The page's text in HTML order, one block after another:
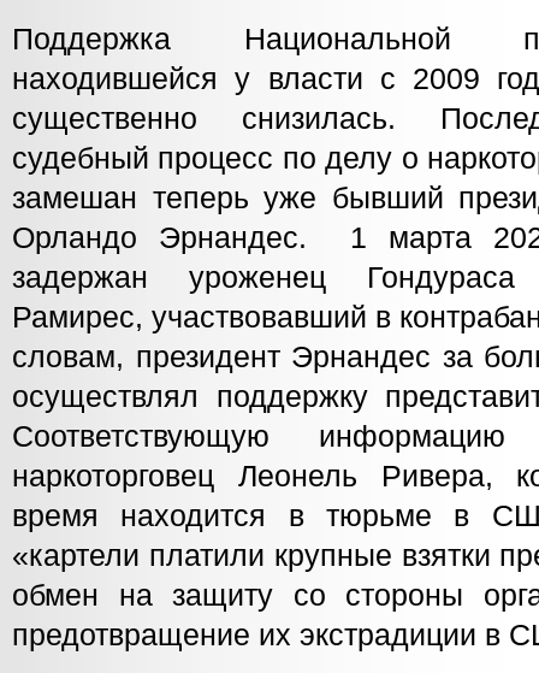
Поддержка Национальной
находившейся у власти с 2009
существенно снизилась.
судебный процесс по делу о
замешан теперь уже бывший
Орландо Эрнандес. 1 марта
задержан уроженец
Рамирес, участвовавший в
словам, президент Эрнандес за
осуществлял поддержку
Соответствующую
наркоторговец Леонель Ривера,
время находится в тюрьме в
«картели платили крупные взятки
обмен на защиту со стороны
предотвращение их экстрадиции в